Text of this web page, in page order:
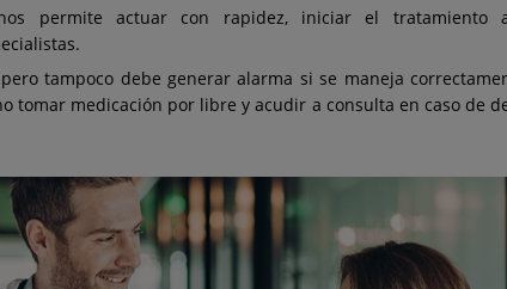
permite actuar con rapidez, iniciar el tratamiento
tampoco debe generar alarma si se maneja
tomar medicación por libre y acudir a consulta en caso de